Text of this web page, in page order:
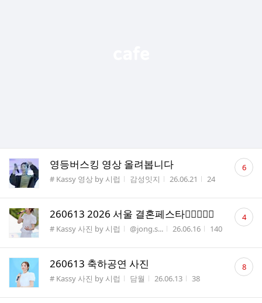
영등버스킹 영상 올려봅니다
게시판명
# Kassy 영상 by 시럽 작성자
감성잇지 작성시간
26.06.21 조회수
24
댓
글 6
260613 2026 서울 결혼페스타👩🏻‍❤️‍👨🏻
게시판명
# Kassy 사진 by 시럽 작성자
@jong.s... 작성시간
26.06.16 조회수
140
댓
글 4
260613 축하공연 사진
게시판명
# Kassy 사진 by 시럽 작성자
담월 작성시간
26.06.13 조회수
38
댓
글 8